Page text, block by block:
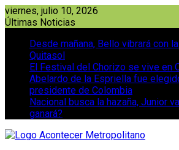
Saltar
al
viernes, julio 10, 2026
Últimas Noticias
Desde mañana, Bello vibrará con
Quitasol
El Festival del Chorizo se vive en
Abelardo de la Espriella fue
presidente de Colombia
Nacional busca la hazaña, Junior
ganará?